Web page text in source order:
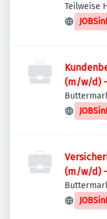
Teilweise
(m/w/d) -
(m/w/d)